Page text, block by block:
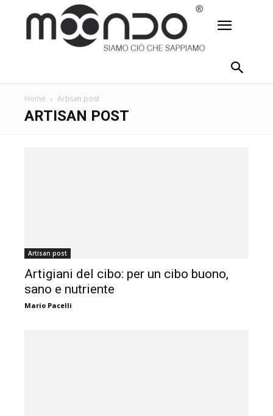
Home Artisan post
ARTISAN POST
Artisan post
Artigiani del cibo: per un cibo buono,
sano e nutriente
Mario Pacelli